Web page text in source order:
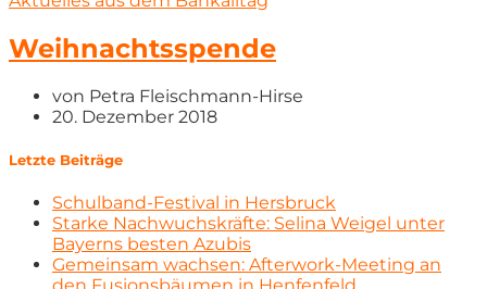
Weihnachtsspende
von Petra Fleischmann-Hirse
20. Dezember 2018
Letzte Beiträge
Schulband-Festival in Hersbruck
Starke Nachwuchskräfte: Selina Weigel unter
Bayerns besten Azubis
Gemeinsam wachsen: Afterwork-Meeting an